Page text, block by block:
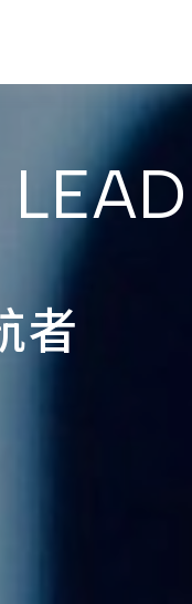
者